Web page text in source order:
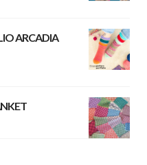
ARCADIA